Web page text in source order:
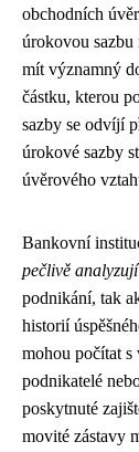
obchodních
úrokovou sazbu
mít významný
částku, kterou
sazby se odvíjí
úrokové sazby
úvěrového
Bankovní
pečlivě
podnikání, tak
historií
mohou počítat
podnikatelé
poskytnuté
movité zástavy